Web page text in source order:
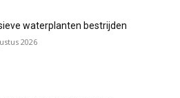
waterplanten bestrijden
2026